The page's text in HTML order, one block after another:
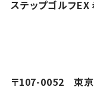
ステップゴルフ
〒107-0052 東京